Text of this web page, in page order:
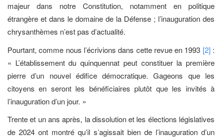
majeur dans notre Constitution, notamment en politique
étrangère et dans le domaine de la Défense ; l’inauguration des
chrysanthèmes n’est pas d’actualité.
Pourtant, comme nous l’écrivions dans cette revue en 1993 [2]:
« L’établissement du quinquennat peut constituer la première
pierre d’un nouvel édifice démocratique. Gageons que les
citoyens en seront les bénéficiaires plutôt que les invités à
l’inauguration d’un jour. »
Trente et un ans après, la dissolution et les élections législatives
de 2024 ont montré qu’il s’agissait bien de l’inauguration d’un